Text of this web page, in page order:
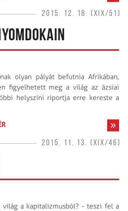
2015. 12. 18. (XIX/51)
olyan pályát befutnia Afrikában,
figyelhetett meg a világ az ázsiai
helyszíni riportja erre kereste a
2015. 11. 13. (XIX/46)
a kapitalizmusból? - teszi fel a